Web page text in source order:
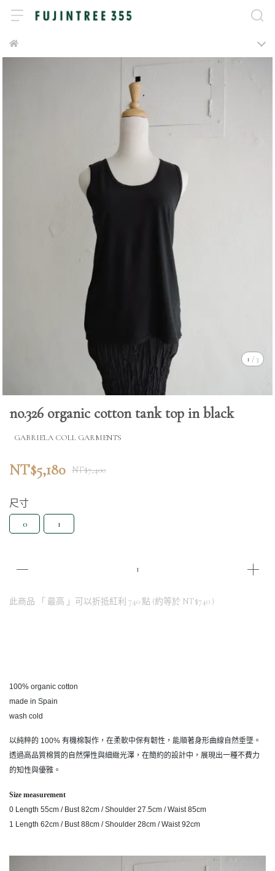
1 /3
no.326 organic cotton tank top in black
GABRIELA COLL GARMENTS
NT$5,180 NT$7,400
尺寸
0
1
此商品 「 最高 」可以折抵紅利 740 點 (約等於 NT$740 )
100% organic cotton
made in Spain
wash cold
以純粹的 100% 有機棉製作，在柔軟中保有韌性，能順著身形曲線自然垂墜。
透過高品質棉質的自然彈性與細緻光澤，在簡約的設計中，展現出一種不費力
的知性與優雅。
Size measurement
0 Length 55cm / Bust 82cm / Shoulder 27.5cm / Waist 85cm
1 Length 62cm / Bust 88cm / Shoulder 28cm / Waist 92cm